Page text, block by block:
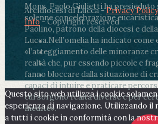
Mons. Paolo Giulietti ha presieduto
solenne concelebrazione
Paolino, patrono della diocesi e
Lucca.Nell’omelia ha indicato come
«l’atteggiamento delle minoranze
realtà che, pur essendo piccole e
fanno bloccare dalla situazione di
capaci di intuire e praticare
cui sorgono realtà diverse e per
inedite».
Arcidiocesi di Lucca -Privacy Policy
Info- Copyright reserved
Questo sito web utilizza i cookie
esperienza di navigazione. Utilizzando
a tutti i cookie in conformità con la